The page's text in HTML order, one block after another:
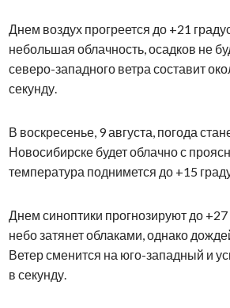
Днем воздух прогреется до +21
небольшая облачность, осадков не
северо-западного ветра составит
секунду.
В воскресенье, 9 августа, погода
Новосибирске будет облачно с
температура поднимется до +15
Днем синоптики прогнозируют до
небо затянет облаками, однако
Ветер сменится на юго-западный и
в секунду.